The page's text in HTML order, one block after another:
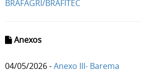
BRAFAGRI/BRAFITEC
Anexos
04/05/2026 -Anexo III- Barema